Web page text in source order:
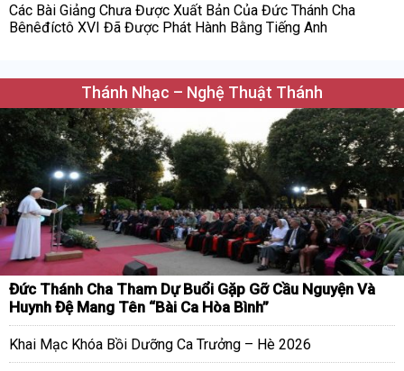
Các Bài Giảng Chưa Được Xuất Bản Của Đức Thánh Cha
Bênêđíctô XVI Đã Được Phát Hành Bằng Tiếng Anh
Thánh Nhạc – Nghệ Thuật Thánh
Đức Thánh Cha Tham Dự Buổi Gặp Gỡ Cầu Nguyện Và
Huynh Đệ Mang Tên “Bài Ca Hòa Bình”
Khai Mạc Khóa Bồi Dưỡng Ca Trưởng – Hè 2026